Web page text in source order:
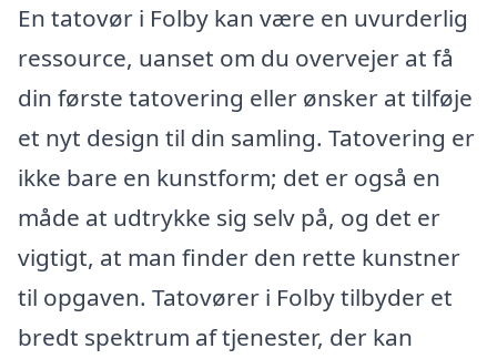
En tatovør i Folby kan være en uvurderlig
ressource, uanset om du overvejer at få
din første tatovering eller ønsker at tilføje
et nyt design til din samling. Tatovering er
ikke bare en kunstform; det er også en
måde at udtrykke sig selv på, og det er
vigtigt, at man finder den rette kunstner
til opgaven. Tatovører i Folby tilbyder et
bredt spektrum af tjenester, der kan